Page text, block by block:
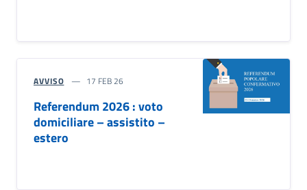
AVVISO 17 FEB 26
Referendum 2026 : voto
domiciliare – assistito –
estero